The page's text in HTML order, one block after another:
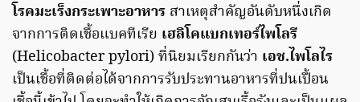
โรคมะเร็งกระเพาะอาหาร สาเหตุสำคัญอันดับหนึ่งเกิด
จากการติดเชื้อแบคทีเรีย เฮลิโคแบกเทอร์ไพโลรี
(Helicobacter pylori) ที่นิยมเรียกกันว่า เอช.ไพโลไร
เป็นเชื้อที่ติดต่อได้จากการรับประทานอาหารที่ปนเปื้อน